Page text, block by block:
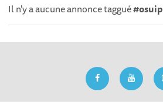
Il n'y a aucune annonce taggué#osuip